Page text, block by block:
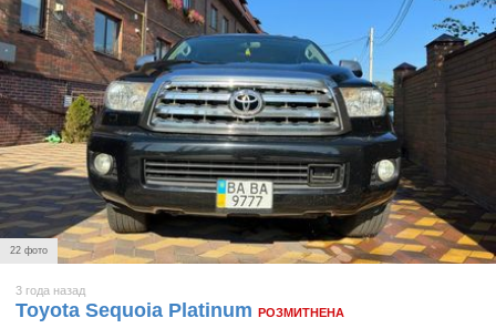
22 фото
3 года назад
Toyota Sequoia Platinum РОЗМИТНЕНА